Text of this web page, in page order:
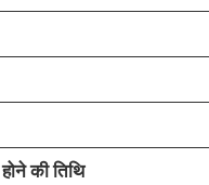
की तिथि